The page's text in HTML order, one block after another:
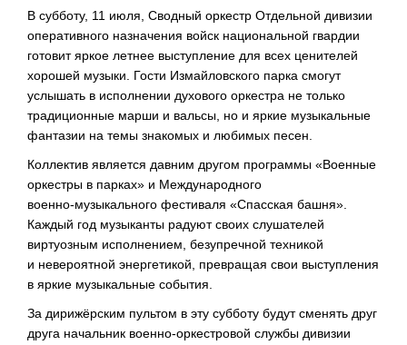
В субботу, 11 июля, Сводный оркестр Отдельной дивизии
оперативного назначения войск национальной гвардии
готовит яркое летнее выступление для всех ценителей
хорошей музыки. Гости Измайловского парка смогут
услышать в исполнении духового оркестра не только
традиционные марши и вальсы, но и яркие музыкальные
фантазии на темы знакомых и любимых песен.
Коллектив является давним другом программы «Военные
оркестры в парках» и Международного
военно-музыкального фестиваля «Спасская башня».
Каждый год музыканты радуют своих слушателей
виртуозным исполнением, безупречной техникой
и невероятной энергетикой, превращая свои выступления
в яркие музыкальные события.
За дирижёрским пультом в эту субботу будут сменять друг
друга начальник военно-оркестровой службы дивизии